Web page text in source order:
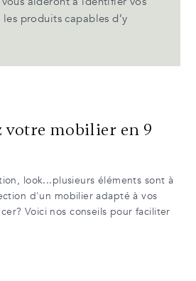
produits capables d’y
votre mobilier en 9
look...plusieurs éléments sont à
d'un mobilier adapté à vos
Voici nos conseils pour faciliter